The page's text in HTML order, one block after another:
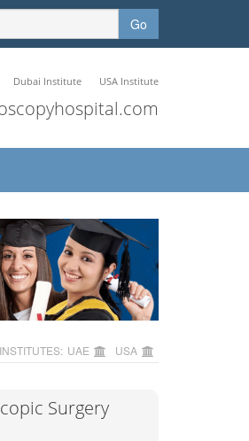
Go
Dubai Institute USA Institute
UAE USA
Surgery